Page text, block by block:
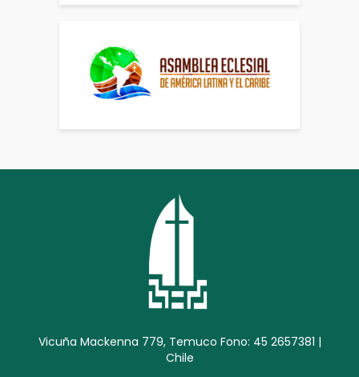
Vicuña Mackenna 779, Temuco Fono: 45 2657381 |
Chile